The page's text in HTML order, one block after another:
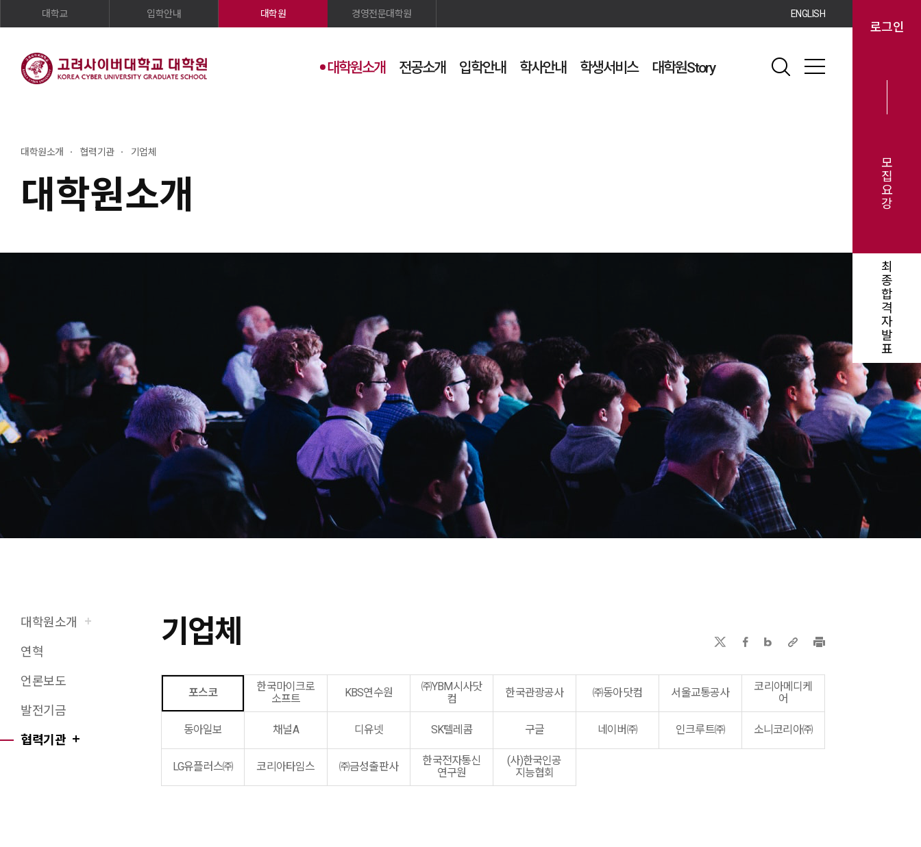
대학원소개 전공소개 입학안내 학사안내 학생서비스 대학원Story
검색 사이트맵
대학교 입학안내 대학원 경영전문대학원 ENGLISH
로그인
모
집
요
강
최
종
합
격
자
발
표
대학원소개
대학원소개 협력기관 기업체
대학원소개
연혁
언론보도
발전기금
협력기관
기업체
X(트위터)
포스코
한국마이크로
소프트
KBS연수원
㈜YBM시사닷
컴
한국관광공사 ㈜동아닷컴 서울교통공사
코리아메디케
어
동아일보 채널A 디유넷 SK텔레콤 구글 네이버㈜ 인크루트㈜ 소니코리아㈜
LG유플러스㈜ 코리아타임스 ㈜금성출판사
한국전자통신
연구원
(사)한국인공
지능협회